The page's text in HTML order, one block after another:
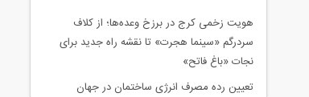
هویت زخمی کرج در برزخ وعده‌ها؛ از کلاف
سردرگم «سینما هجرت» تا نقشه راه جدید برای
نجات «باغ فاتح»
تعیین رده مصرف انرژی ساختمان در جهان